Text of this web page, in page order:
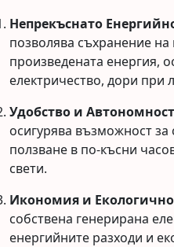
Непрекъснато
позволява съхранение
произведената енергия,
електричество, дори при
Удобство и Автономност
осигурява възможност
ползване в по-късни
свети.
Икономия и
собствена генерирана
енергийните разходи и